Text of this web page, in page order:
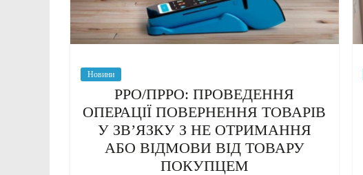
Новини
РРО/ПРРО: ПРОВЕДЕННЯ
ОПЕРАЦІЇ ПОВЕРНЕННЯ ТОВАРІВ
У ЗВ’ЯЗКУ З НЕ ОТРИМАННЯ
АБО ВІДМОВИ ВІД ТОВАРУ
ПОКУПЦЕМ